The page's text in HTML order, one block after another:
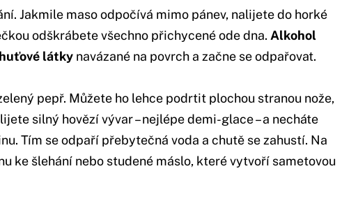
Jakmile maso odpočívá mimo pánev, nalijete do horké
odškrábete všechno přichycené ode dna. Alkohol
látky navázané na povrch a začne se odpařovat.
pepř. Můžete ho lehce podrtit plochou stranou nože,
silný hovězí vývar – nejlépe demi-glace – a necháte
Tím se odpaří přebytečná voda a chutě se zahustí. Na
ke šlehání nebo studené máslo, které vytvoří sametovou